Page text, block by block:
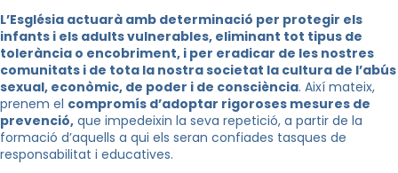
L’Església actuarà amb determinació per protegir els
infants i els adults vulnerables, eliminant tot tipus de
tolerància o encobriment, i per eradicar de les nostres
comunitats i de tota la nostra societat la cultura de l’abús
sexual, econòmic, de poder i de consciència. Així mateix,
prenem el compromís d’adoptar rigoroses mesures de
prevenció, que impedeixin la seva repetició, a partir de la
formació d’aquells a qui els seran confiades tasques de
responsabilitat i educatives.